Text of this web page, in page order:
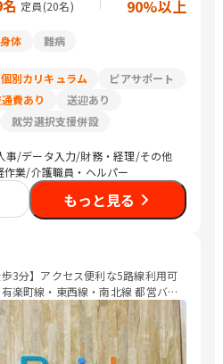
定員(20名) 90%以上
身体
難病
個別カリキュラム
ピアサポート
費あり
送迎あり
就労選択支援併設
事/データ入力/財務・経理/その他
業/介護職員・ヘルパー
もっと見る
歩3分】アクセス便利な5路線利用可
楽町線・東西線・南北線 都営バス:
三田線【春日駅】下車・徒歩12分